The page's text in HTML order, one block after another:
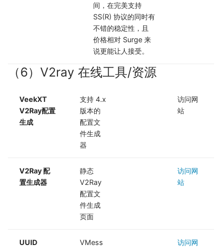
间，在完美支持
SS(R) 协议的同时有
不错的稳定性，且
价格相对 Surge 来
说更能让人接受。
（6）V2ray 在线工具/资源
VeekXT
V2Ray配置
生成
支持 4.x
版本的
配置文
件生成
器
访问网
站
V2Ray 配
置生成器
静态
V2Ray
配置文
件生成
页面
访问网
站
UUID
VMess
访问网